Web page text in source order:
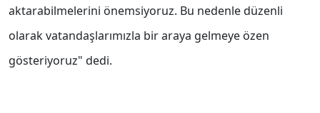
aktarabilmelerini önemsiyoruz. Bu nedenle düzenli
olarak vatandaşlarımızla bir araya gelmeye özen
gösteriyoruz" dedi.